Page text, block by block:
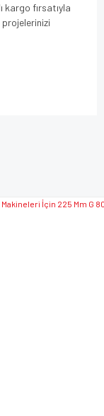
kargo fırsatıyla